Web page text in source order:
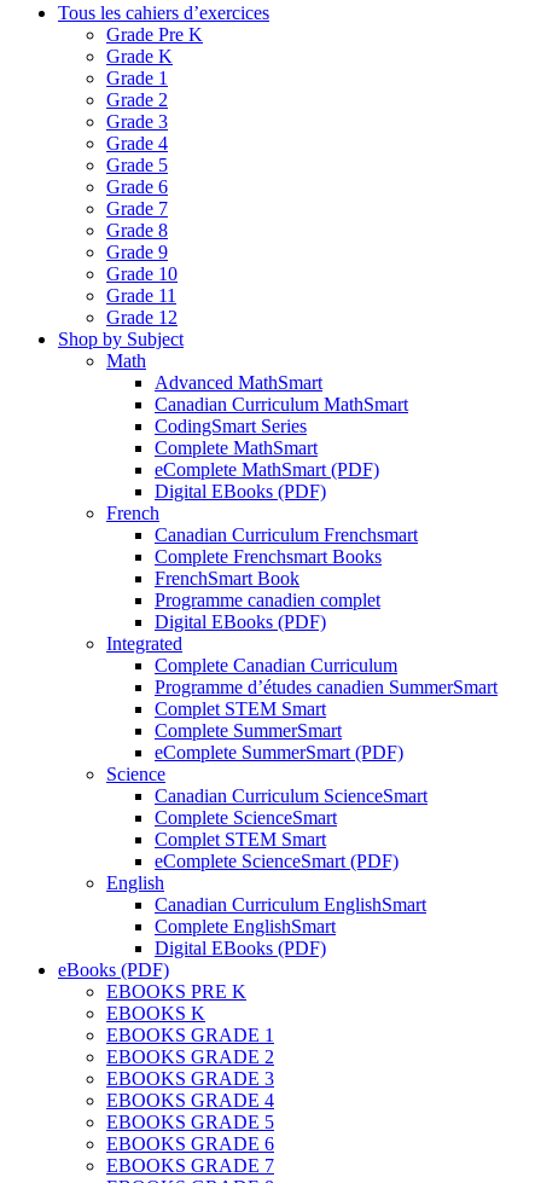
Tous les cahiers d’exercices
Grade Pre K
Grade K
Grade 1
Grade 2
Grade 3
Grade 4
Grade 5
Grade 6
Grade 7
Grade 8
Grade 9
Grade 10
Grade 11
Grade 12
Shop by Subject
Math
Advanced MathSmart
Canadian Curriculum MathSmart
CodingSmart Series
Complete MathSmart
eComplete MathSmart (PDF)
Digital EBooks (PDF)
French
Canadian Curriculum Frenchsmart
Complete Frenchsmart Books
FrenchSmart Book
Programme canadien complet
Digital EBooks (PDF)
Integrated
Complete Canadian Curriculum
Programme d’études canadien SummerSmart
Complet STEM Smart
Complete SummerSmart
eComplete SummerSmart (PDF)
Science
Canadian Curriculum ScienceSmart
Complete ScienceSmart
Complet STEM Smart
eComplete ScienceSmart (PDF)
English
Canadian Curriculum EnglishSmart
Complete EnglishSmart
Digital EBooks (PDF)
eBooks (PDF)
EBOOKS PRE K
EBOOKS K
EBOOKS GRADE 1
EBOOKS GRADE 2
EBOOKS GRADE 3
EBOOKS GRADE 4
EBOOKS GRADE 5
EBOOKS GRADE 6
EBOOKS GRADE 7